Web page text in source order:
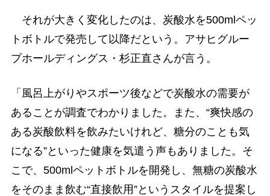
それが大きく変化したのは、炭酸水を500mlペッ
トボトルで発売して以降だという。アサヒグルー
プホールディングス・杉正直さんが言う。
「風呂上がりやスポーツ後などで炭酸水の需要が
あることが調査でわかりました。また、“爽快感の
ある炭酸飲料を飲みたいけれど、糖分のことも気
になる”といった健康を気遣う声もありました。そ
こで、500mlペットボトルを開発し、無糖の炭酸水
をそのまま飲む“直接飲用”というスタイルを提案し